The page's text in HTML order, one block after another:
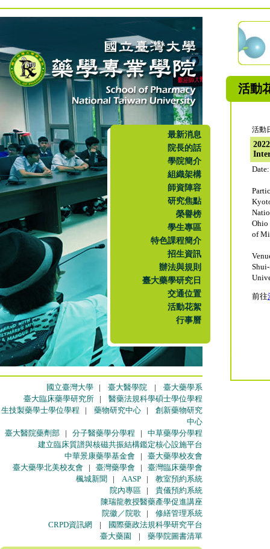
最新消息
院長的話
學院簡介
組織架構
師資陣容
研究焦點
榮譽榜
學生專區
特色課程簡介
招生資訊
辦法與規則
臺大藥學研究日
交通位置
活動花絮
行事曆
國立臺灣大學 | 臺大醫學院 | 臺大藥學系
臺大臨床藥學研究所 | 醫藥法規科學碩士學位學程
生技製藥學士學位學程 | 藥物研究中心 | 創新藥物研究
中心
臺大醫院藥劑部 | 分子醫藥學分學程 | 中草藥學分學程
建立臨床質譜與核磁共振結構鑑定核心設施平台
中華景康藥學基金會 | 臺大藥學校友會
臺大藥學北美校友會 | 臺灣藥學會 | 臺灣臨床藥學會
楓城新聞 | AASP | 教室預約系統
院內專區 | 貴儀預約系統
陳瑞龍教授醫藥產學促進講座
院徽／院歌 | 修繕管理系統
CRPD資訊網 |
國際藥政法規科學研究平台
臺大藥園
| 藥學院圖書清單
活動
活動
Ohio
of
前往